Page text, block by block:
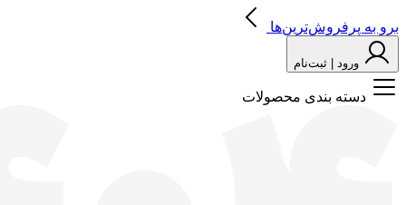
برو به پرفروش‌ترین‌ها
ورود | ثبت‌نام
دسته بندی محصولات